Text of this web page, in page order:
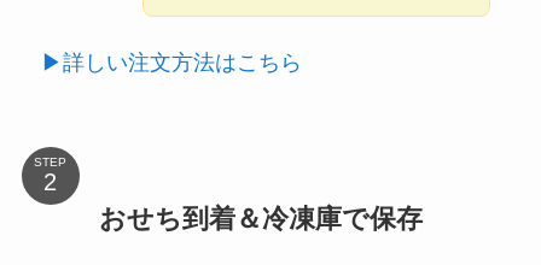
▶詳しい注文方法はこちら
STEP
おせち到着＆冷凍庫で保存